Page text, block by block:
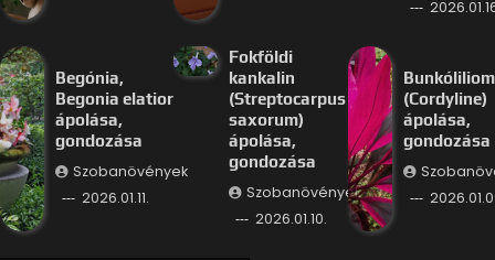
Begónia,
Begonia elatior
ápolása,
gondozása
Szobanövények
2026.01.11.
Fokföldi
kankalin
(Streptocarpus
saxorum)
ápolása,
gondozása
Szobanövények
2026.01.10.
Bunkóliliom
(Cordyline)
ápolása,
gondozása